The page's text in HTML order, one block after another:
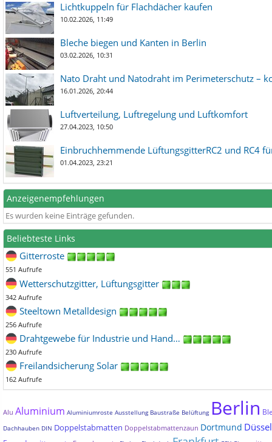
Lichtkuppeln für Flachdächer kaufen
10.02.2026, 11:49
Bleche biegen und Kanten in Berlin
03.02.2026, 10:31
Nato Draht und Natodraht im Perimeterschutz –
16.01.2026, 20:44
Luftverteilung, Luftregelung und Luftkomfort
27.04.2023, 10:50
Einbruchhemmende LüftungsgitterRC2 und RC4
01.04.2023, 23:21
Anzeigenempfehlungen
Es wurden keine Einträge gefunden.
Beliebteste Links
Gitterroste
551 Aufrufe
Wetterschutzgitter, Lüftungsgitter
342 Aufrufe
Steeltown Metalldesign
256 Aufrufe
Drahtgewebe für Industrie und Hand…
230 Aufrufe
Freilandsicherung Solar
162 Aufrufe
Alu Aluminium Aluminiumroste Ausstellung Baustraße Belüftung Berlin
Dachhauben DIN Doppelstabmatten Doppelstabmattenzaun Dortmund